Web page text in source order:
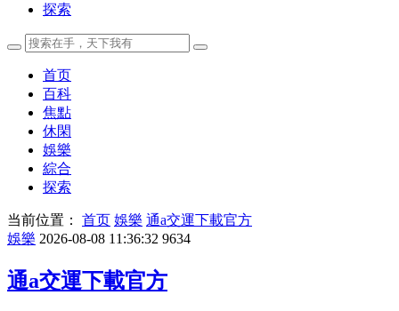
探索
首页
百科
焦點
休閑
娛樂
綜合
探索
当前位置： 首页 娛樂 通a交運下載官方
娛樂 2026-08-08 11:36:32 9634
通a交運下載官方